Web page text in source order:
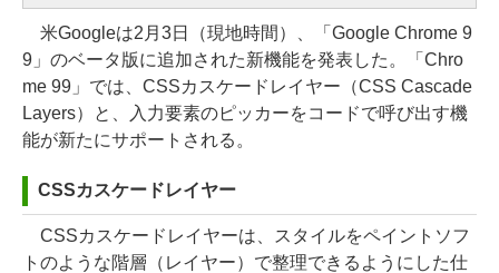
米Googleは2月3日（現地時間）、「Google Chrome 9
9」のベータ版に追加された新機能を発表した。「Chro
me 99」では、CSSカスケードレイヤー（CSS Cascade
Layers）と、入力要素のピッカーをコードで呼び出す機
能が新たにサポートされる。
CSSカスケードレイヤー
CSSカスケードレイヤーは、スタイルをペイントソフ
トのような階層（レイヤー）で整理できるようにした仕